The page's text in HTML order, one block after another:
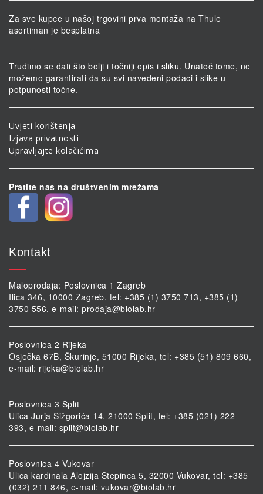
Za sve kupce u našoj trgovini prva montaža na Thule
asortiman je besplatna
Trudimo se dati što bolji i točniji opis i sliku. Unatoč tome, ne
možemo garantirati da su svi navedeni podaci i slike u
potpunosti točne.
Uvjeti korištenja
Izjava privatnosti
Upravljajte kolačićima
Pratite nas na društvenim mrežama
Kontakt
Maloprodaja: Poslovnica 1 Zagreb
Ilica 346, 10000 Zagreb, tel: +385 (1) 3750 713, +385 (1)
3750 556, e-mail: prodaja@biolab.hr
Poslovnica 2 Rijeka
Osječka 67B, Škurinje, 51000 Rijeka, tel: +385 (51) 809 660,
e-mail: rijeka@biolab.hr
Poslovnica 3 Split
Ulica Jurja Šižgorića 14, 21000 Split, tel: +385 (021) 222
393, e-mail: split@biolab.hr
Poslovnica 4 Vukovar
Ulica kardinala Alojzija Stepinca 5, 32000 Vukovar, tel: +385
(032) 211 846, e-mail: vukovar@biolab.hr